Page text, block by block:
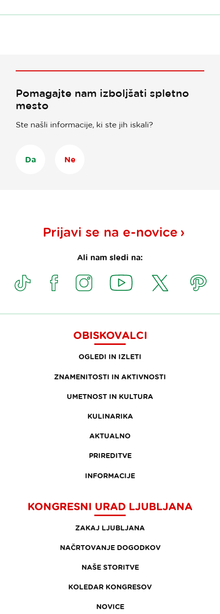
Pomagajte nam izboljšati spletno
mesto
Ste našli informacije, ki ste jih iskali?
Da Ne
Prijavi se na e-novice
Ali nam sledi na:
OBISKOVALCI
OGLEDI IN IZLETI
ZNAMENITOSTI IN AKTIVNOSTI
UMETNOST IN KULTURA
KULINARIKA
AKTUALNO
PRIREDITVE
INFORMACIJE
KONGRESNI URAD LJUBLJANA
ZAKAJ LJUBLJANA
NAČRTOVANJE DOGODKOV
NAŠE STORITVE
KOLEDAR KONGRESOV
NOVICE